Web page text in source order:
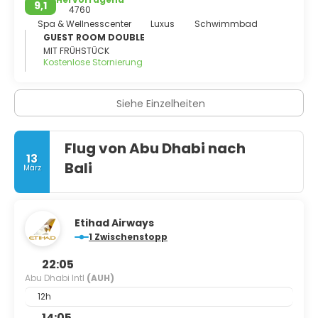
9,1
4760
Spa & Wellnesscenter
Luxus
Schwimmbad
GUEST ROOM DOUBLE
MIT FRÜHSTÜCK
Kostenlose Stornierung
Siehe Einzelheiten
13
März
Flug von Abu Dhabi nach
Bali
Etihad Airways
1 Zwischenstopp
22:05
Abu Dhabi Intl (AUH)
12h